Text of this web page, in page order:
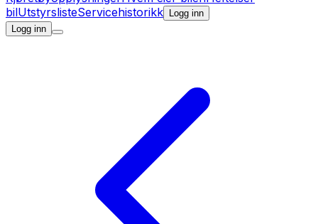
bilUtstyrslisteServicehistorikk Logg inn
Logg inn